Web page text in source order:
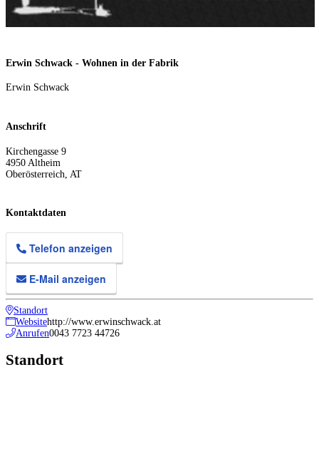
Erwin Schwack - Wohnen in der Fabrik
Erwin Schwack
Anschrift
Kirchengasse 9
4950 Altheim
Oberösterreich AT
Kontaktdaten
Telefon anzeigen
E-Mail anzeigen
Standort
Websitehttp://www.erwinschwack.at
Anrufen0043 7723 44726
Standort